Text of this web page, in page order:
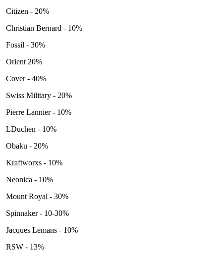
Citizen - 20%
Christian Bernard - 10%
Fossil - 30%
Orient 20%
Cover - 40%
Swiss Military - 20%
Pierre Lannier - 10%
LDuchen - 10%
Obaku - 20%
Kraftworxs - 10%
Neonica - 10%
Mount Royal - 30%
Spinnaker - 10-30%
Jacques Lemans - 10%
RSW - 13%